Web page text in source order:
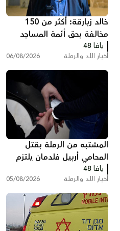
خالد زبارقة: أكثر من 150
مخالفة بحق أئمة المساجد
بسبب رفع الأذان في اللد
يافا 48
أخبار اللد والرملة 06/08/2026
المشتبه من الرملة بقتل
المحامي أربيل فلدمان يلتزم
الصمت في التحقيق ويقول:
"أنا مريض نفسيًا"
يافا 48
أخبار اللد والرملة 05/08/2026